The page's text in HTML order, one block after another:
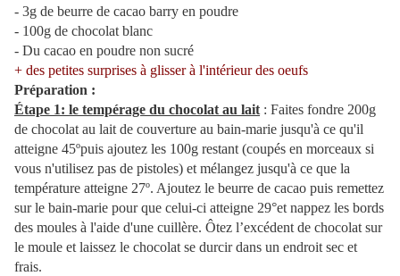
- 3g de beurre de cacao barry en poudre
- 100g de chocolat blanc
- Du cacao en poudre non sucré
+ des petites surprises à glisser à l'intérieur des oeufs
Préparation :
Étape 1: le tempérage du chocolat au lait : Faites fondre 200g
de chocolat au lait de couverture au bain-marie jusqu'à ce qu'il
atteigne 45ºpuis ajoutez les 100g restant (coupés en morceaux si
vous n'utilisez pas de pistoles) et mélangez jusqu'à ce que la
température atteigne 27º. Ajoutez le beurre de cacao puis remettez
sur le bain-marie pour que celui-ci atteigne 29°et nappez les bords
des moules à l'aide d'une cuillère. Ôtez l’excédent de chocolat sur
le moule et laissez le chocolat se durcir dans un endroit sec et
frais.